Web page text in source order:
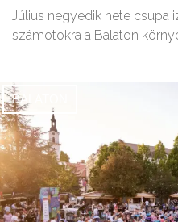
Július negyedik hete csupa
számotokra a Balaton
BALATON